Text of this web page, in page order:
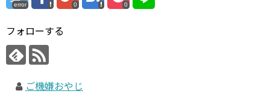
error 0 0
フォローする
ご機嫌おやじ